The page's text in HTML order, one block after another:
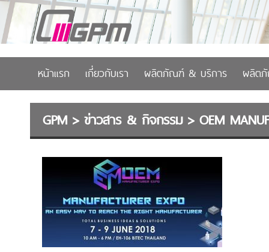
หน้าแรก เกี่ยวกับเรา ผลิตภัณฑ์ & บริการ ผลิต
GPM > ข่าวสาร & กิจกรรม> OEM